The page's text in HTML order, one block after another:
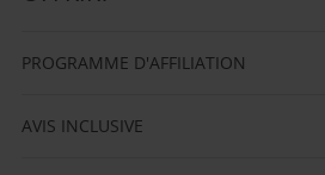
PROGRAMME D'AFFILIATION
AVIS INCLUSIVE